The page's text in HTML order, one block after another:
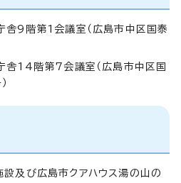
9階第1会議室（広島市中区国泰
14階第7会議室（広島市中区国
及び広島市クアハウス湯の山の